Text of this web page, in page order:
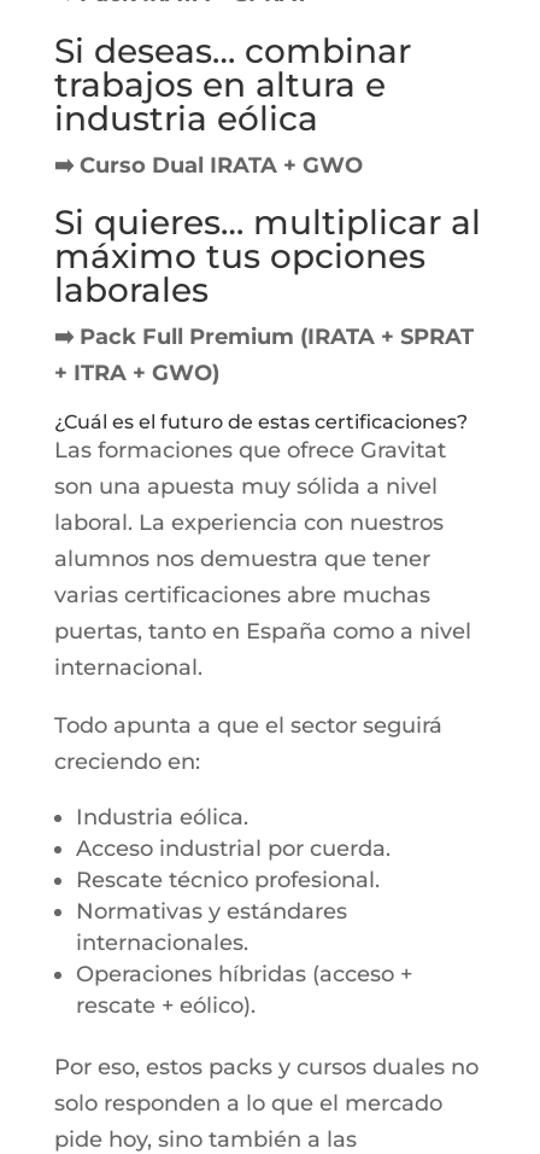
Si deseas… combinar
trabajos en altura e
industria eólica
➡️ Curso Dual IRATA + GWO
Si quieres… multiplicar al
máximo tus opciones
laborales
➡️ Pack Full Premium (IRATA + SPRAT
+ ITRA + GWO)
¿Cuál es el futuro de estas certificaciones?
Las formaciones que ofrece Gravitat
son una apuesta muy sólida a nivel
laboral. La experiencia con nuestros
alumnos nos demuestra que tener
varias certificaciones abre muchas
puertas, tanto en España como a nivel
internacional.
Todo apunta a que el sector seguirá
creciendo en:
Industria eólica.
Acceso industrial por cuerda.
Rescate técnico profesional.
Normativas y estándares
internacionales.
Operaciones híbridas (acceso +
rescate + eólico).
Por eso, estos packs y cursos duales no
solo responden a lo que el mercado
pide hoy, sino también a las